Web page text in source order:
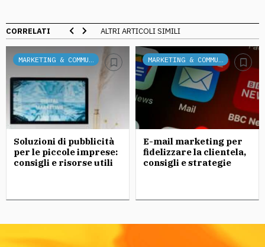
CORRELATI ALTRI ARTICOLI SIMILI
MARKETING & COMMUNICATION
Soluzioni di pubblicità
per le piccole imprese:
consigli e risorse utili
MARKETING & COMMUNICATION
E-mail marketing per
fidelizzare la clientela,
consigli e strategie